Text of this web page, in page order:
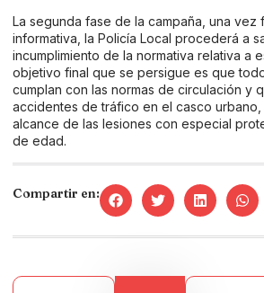
La segunda fase de la campaña, una vez
informativa, la Policía Local procederá a
incumplimiento de la normativa relativa a
objetivo final que se persigue es que
cumplan con las normas de circulación y
accidentes de tráfico en el casco
alcance de las lesiones con especial
de edad.
Compartir en: